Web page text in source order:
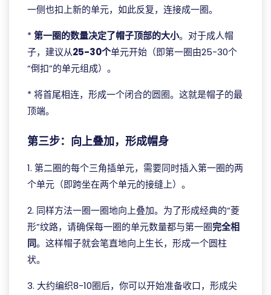
一侧也扣上新的单元，如此反复，连接成一圈。
*第一圈的数量决定了帽子顶部的大小。对于成人帽
子，建议从25-30个单元开始（即第一圈由25-30个
“倒扣”的单元组成）。
* 将首尾相连，形成一个闭合的圆圈。这就是帽子的最
顶端。
第三步：向上叠加，形成帽身
1. 第二圈的每个三角插单元，需要同时插入第一圈的两
个单元（即跨坐在两个单元的接缝上）。
2. 同样方法一圈一圈地向上叠加。为了形成经典的“菱
形”纹路，请确保每一圈的单元数量都与第一圈完全相
同。这样帽子就会笔直地向上生长，形成一个圆柱
状。
3. 大约编织8-10圈后，你可以开始准备收口，形成尖